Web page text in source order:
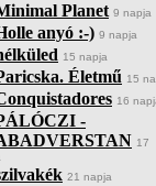
Planet 9 napja
anyó :-) 9 napja
15 napja
Életmű 15
16
-
17
21 napja